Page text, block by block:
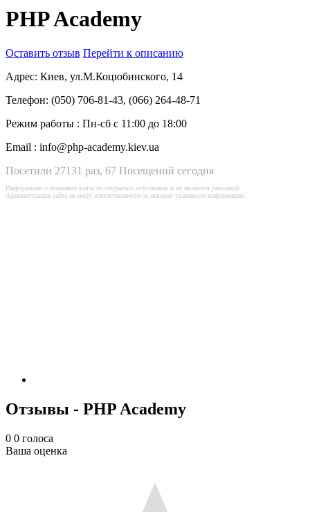
PHP Academy
Оставить отзыв Перейти к описанию
Адрес: Киев, ул.М.Коцюбинского, 14
Телефон: (050) 706-81-43, (066) 264-48-71
Режим работы : Пн-сб с 11:00 до 18:00
Email : info@php-academy.kiev.ua
Посетили 27131 раз, 67 Посещений сегодня
Информация о компании взята из открытых источников и не является рекламой.
Администрация сайта не несёт ответственности за неверно указанную информацию.
Отзывы - PHP Academy
0 0 голоса
Ваша оценка